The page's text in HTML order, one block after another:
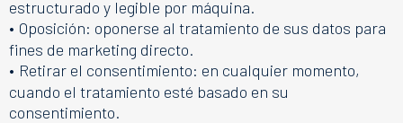
estructurado y legible por máquina.
• Oposición: oponerse al tratamiento de sus datos para
fines de marketing directo.
• Retirar el consentimiento: en cualquier momento,
cuando el tratamiento esté basado en su
consentimiento.